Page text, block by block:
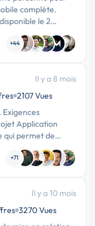
complète.
le 2
+44
Il y a 8 mois
2107 Vues
Application
qui permet de
en même
+71
Il y a 10 mois
3270 Vues